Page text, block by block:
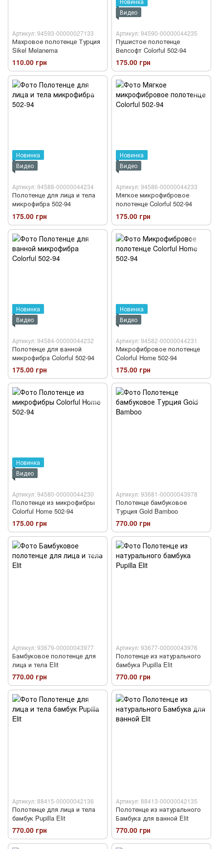
Артикул: 94593-00000027133
Махровое полотенце Турция
Sikel Melanema
110.00 грн
Видео
Артикул: 94590-00000044235
Пушистое полотенце
Велсофт Colorful 502-94
175.00 грн
Новинка
Видео
Артикул: 94588-00000044234
Полотенце для лица и тела
микрофибра 502-94
175.00 грн
Новинка
Видео
Артикул: 94586-00000044233
Мягкое микрофибровое
полотенце Colorful 502-94
175.00 грн
Новинка
Видео
Артикул: 94584-00000044232
Полотенце для ванной
микрофибра Colorful 502-94
175.00 грн
Новинка
Видео
Артикул: 94582-00000044231
Микрофибровое полотенце
Colorful Home 502-94
175.00 грн
Новинка
Видео
Артикул: 94580-00000044230
Полотенце из микрофибры
Colorful Home 502-94
175.00 грн
Артикул: 93681-00000043978
Полотенце бамбуковое
Турция Gold Bamboo
770.00 грн
Артикул: 93679-00000043977
Бамбуковое полотенце для
лица и тела Elit
770.00 грн
Артикул: 93677-00000043976
Полотенце из натурального
бамбука Pupilla Elit
770.00 грн
Артикул: 88415-00000042136
Полотенце для лица и тела
бамбук Pupilla Elit
770.00 грн
Артикул: 88413-00000042135
Полотенце из натурального
Бамбука для ванной Elit
770.00 грн